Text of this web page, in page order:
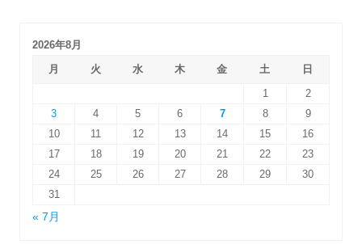
2026年8月
月
火 水 木 金 土
日
1
2
3
4 5 6 7 8
9
10
11 12 13 14 15
16
17
18 19 20 21 22
23
24
25 26 27 28 29
30
31
« 7月